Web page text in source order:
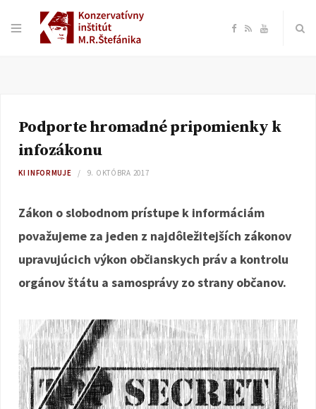
F
e
o
R Y
e
Podporte hromadné pripomienky k
infozákonu
KI INFORMUJE 9. OKTÓBRA 2017
Zákon o slobodnom prístupe k informáciám
považujeme za jeden z najdôležitejších zákonov
upravujúcich výkon občianskych práv a kontrolu
orgánov štátu a samosprávy zo strany občanov.